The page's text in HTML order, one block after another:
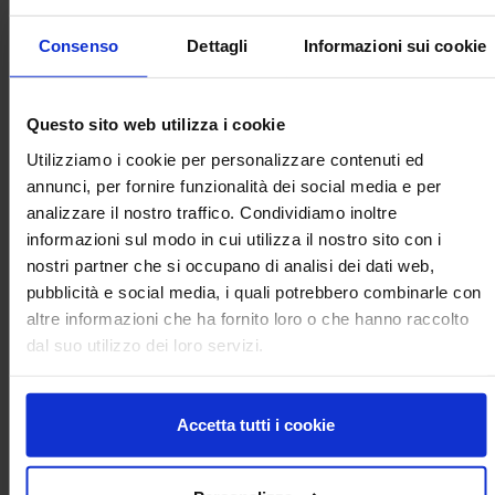
Consenso Dettagli Informazioni sui cookie
Questo sito web utilizza i cookie
Utilizziamo i cookie per personalizzare contenuti ed
annunci, per fornire funzionalità dei social media e per
analizzare il nostro traffico. Condividiamo inoltre
informazioni sul modo in cui utilizza il nostro sito con i
nostri partner che si occupano di analisi dei dati web,
pubblicità e social media, i quali potrebbero combinarle con
altre informazioni che ha fornito loro o che hanno raccolto
dal suo utilizzo dei loro servizi.
Accetta tutti i cookie
anche numerosi approfondimenti sulle relazioni con il resto
del sistema economico, sul tessuto sociale che con essa
interagisce e, non ultimo, sulle risorse naturali di cui si
verde e tecnologica, rivestono ormai un carattere prioritario,
talvolta assumendo lo status di vera e propria emergenza,
come messo in luce anche dai recenti summit internazionali,
dal G20 di Roma alla COP26 di Glasgow.
Il Volume è il risultato di un lavoro corale, svolto con
dedizione da un folto gruppo di ricercatori del CREA, che
mantengono viva e sempre attuale una pubblicazione
caratterizzata da una visione ampia e moderna
dell’agricoltura: dalla prima edizione del 1947; estendendo
Comunità Europea; rilevando in seguito l’urgenza di ampi
investimenti per interventi di carattere generale e per il
progresso tecnologico specifico dei fondamentali settori